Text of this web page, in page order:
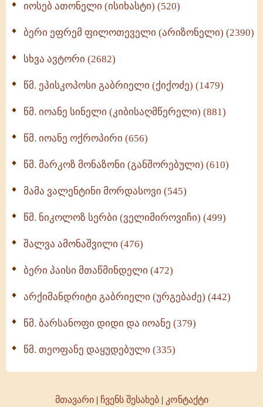
ქადაგებანი გაბრიელ ეპისკოპოსისა - II ტომი
სულიერი ცხოვრების სახელმძღვანელო -
ნაწილი II (369)
იოსებ ათონელი (ისიხასტი) (520)
ბერი ეფრემ ფილოთეველი (არიზონელი) (2390)
სხვა ავტორი (2682)
წმ. ეპისკოპოსი გაბრიელი (ქიქოძე) (1479)
წმ. იოანე სინელი (კიბისაღმწერელი) (881)
წმ. იოანე ოქროპირი (656)
წმ. მარკოზ მონაზონი (განშორებული) (610)
მამა ვალენტინი მორდასოვი (545)
წმ. ნიკოლოზ სერბი (ველიმიროვიჩი) (499)
შალვა ამონაშვილი (476)
ბერი პაისი მთაწმინდელი (472)
არქიმანდრიტი გაბრიელი (ურგებაძე) (442)
წმ. ბარსანოფი დიდი და იოანე (379)
წმ. თეოფანე დაყუდებული (335)
მთავარი| ჩვენს შესახებ| კონტაქტი